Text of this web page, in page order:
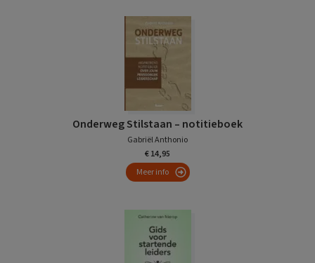
Onderweg Stilstaan – notitieboek
Gabriël Anthonio
€ 14,95
Meer info